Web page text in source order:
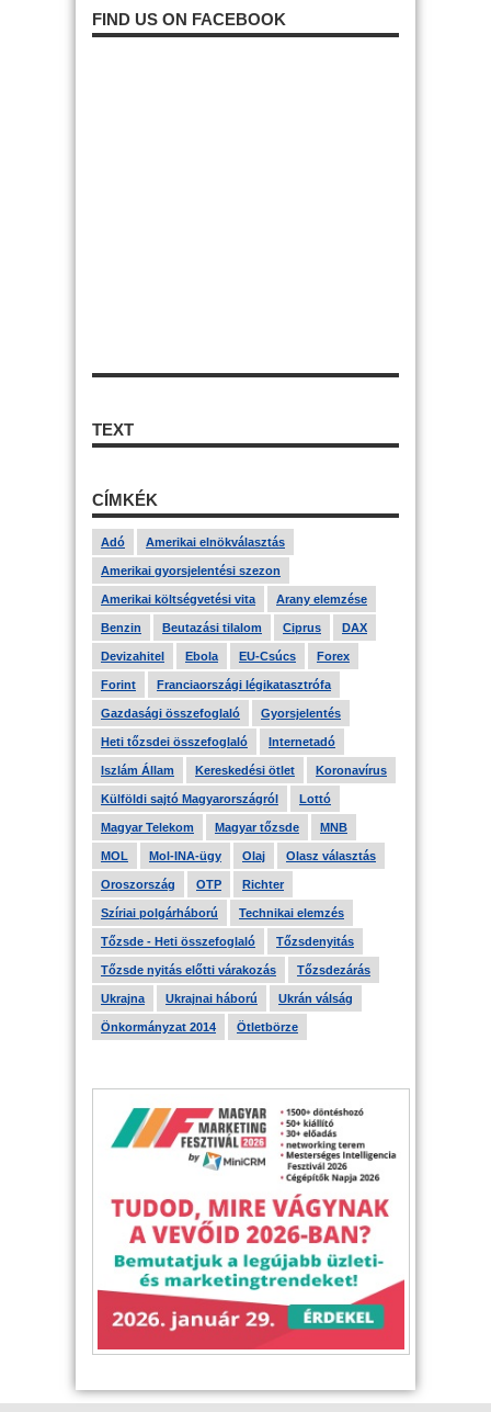
FIND US ON FACEBOOK
TEXT
CÍMKÉK
Adó Amerikai elnökválasztás
Amerikai gyorsjelentési szezon
Amerikai költségvetési vita Arany elemzése
Benzin Beutazási tilalom Ciprus DAX
Devizahitel Ebola EU-Csúcs Forex
Forint Franciaországi légikatasztrófa
Gazdasági összefoglaló Gyorsjelentés
Heti tőzsdei összefoglaló Internetadó
Iszlám Állam Kereskedési ötlet Koronavírus
Külföldi sajtó Magyarországról Lottó
Magyar Telekom Magyar tőzsde MNB
MOL Mol-INA-ügy Olaj Olasz választás
Oroszország OTP Richter
Szíriai polgárháború Technikai elemzés
Tőzsde - Heti összefoglaló Tőzsdenyitás
Tőzsde nyitás előtti várakozás Tőzsdezárás
Ukrajna Ukrajnai háború Ukrán válság
Önkormányzat 2014 Ötletbörze